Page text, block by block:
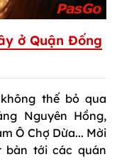
ở Quận Đống
thế bỏ qua
Nguyên Hồng,
Ô Chợ Dừa... Mời
bàn tới các quán